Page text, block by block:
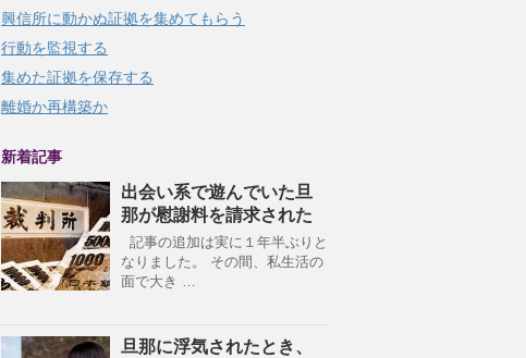
興信所に動かぬ証拠を集めてもらう
行動を監視する
集めた証拠を保存する
離婚か再構築か
新着記事
出会い系で遊んでいた旦
那が慰謝料を請求された
記事の追加は実に１年半ぶりと
なりました。 その間、私生活の
面で大き …
旦那に浮気されたとき、